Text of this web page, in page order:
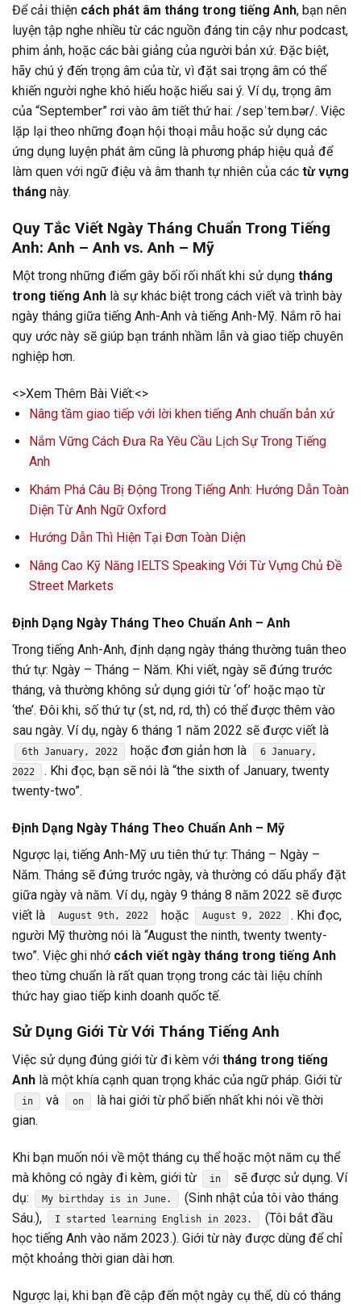
Để cải thiện cách phát âm tháng trong tiếng Anh, bạn nên
luyện tập nghe nhiều từ các nguồn đáng tin cậy như podcast,
phim ảnh, hoặc các bài giảng của người bản xứ. Đặc biệt,
hãy chú ý đến trọng âm của từ, vì đặt sai trọng âm có thể
khiến người nghe khó hiểu hoặc hiểu sai ý. Ví dụ, trọng âm
của “September” rơi vào âm tiết thứ hai: /sepˈtem.bər/. Việc
lặp lại theo những đoạn hội thoại mẫu hoặc sử dụng các
ứng dụng luyện phát âm cũng là phương pháp hiệu quả để
làm quen với ngữ điệu và âm thanh tự nhiên của các từ vựng
tháng này.
Quy Tắc Viết Ngày Tháng Chuẩn Trong Tiếng
Anh: Anh – Anh vs. Anh – Mỹ
Một trong những điểm gây bối rối nhất khi sử dụng tháng
trong tiếng Anh là sự khác biệt trong cách viết và trình bày
ngày tháng giữa tiếng Anh-Anh và tiếng Anh-Mỹ. Nắm rõ hai
quy ước này sẽ giúp bạn tránh nhầm lẫn và giao tiếp chuyên
nghiệp hơn.
<>Xem Thêm Bài Viết:<>
Nâng tầm giao tiếp với lời khen tiếng Anh chuẩn bản xứ
Nắm Vững Cách Đưa Ra Yêu Cầu Lịch Sự Trong Tiếng
Anh
Khám Phá Câu Bị Động Trong Tiếng Anh: Hướng Dẫn Toàn
Diện Từ Anh Ngữ Oxford
Hướng Dẫn Thì Hiện Tại Đơn Toàn Diện
Nâng Cao Kỹ Năng IELTS Speaking Với Từ Vựng Chủ Đề
Street Markets
Định Dạng Ngày Tháng Theo Chuẩn Anh – Anh
Trong tiếng Anh-Anh, định dạng ngày tháng thường tuân theo
thứ tự: Ngày – Tháng – Năm. Khi viết, ngày sẽ đứng trước
tháng, và thường không sử dụng giới từ ‘of’ hoặc mạo từ
‘the’. Đôi khi, số thứ tự (st, nd, rd, th) có thể được thêm vào
sau ngày. Ví dụ, ngày 6 tháng 1 năm 2022 sẽ được viết là
6th January, 2022 hoặc đơn giản hơn là
6 January,
2022
. Khi đọc, bạn sẽ nói là “the sixth of January, twenty
twenty-two”.
Định Dạng Ngày Tháng Theo Chuẩn Anh – Mỹ
Ngược lại, tiếng Anh-Mỹ ưu tiên thứ tự: Tháng – Ngày –
Năm. Tháng sẽ đứng trước ngày, và thường có dấu phẩy đặt
giữa ngày và năm. Ví dụ, ngày 9 tháng 8 năm 2022 sẽ được
viết là
August 9th, 2022 hoặc August 9, 2022
. Khi đọc,
người Mỹ thường nói là “August the ninth, twenty twenty-
two”. Việc ghi nhớ cách viết ngày tháng trong tiếng Anh
theo từng chuẩn là rất quan trọng trong các tài liệu chính
thức hay giao tiếp kinh doanh quốc tế.
Sử Dụng Giới Từ Với Tháng Tiếng Anh
Việc sử dụng đúng giới từ đi kèm với tháng trong tiếng
Anh là một khía cạnh quan trọng khác của ngữ pháp. Giới từ
in và on
là hai giới từ phổ biến nhất khi nói về thời
gian.
Khi bạn muốn nói về một tháng cụ thể hoặc một năm cụ thể
mà không có ngày đi kèm, giới từ
in
sẽ được sử dụng. Ví
dụ:
My birthday is in June.
(Sinh nhật của tôi vào tháng
Sáu.),
I started learning English in 2023.
(Tôi bắt đầu
học tiếng Anh vào năm 2023.). Giới từ này được dùng để chỉ
một khoảng thời gian dài hơn.
Ngược lại, khi bạn đề cập đến một ngày cụ thể, dù có tháng